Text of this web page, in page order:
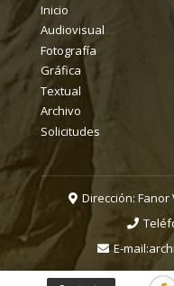
Inicio
Audiovisual
Fotografía
Gráfica
Textual
Archivo
Solicitudes
Dirección: Fanor
E-mail: